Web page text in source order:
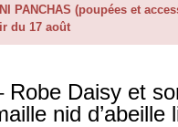
PANCHAS (poupées et
du 17 août
Robe Daisy et
nid d’abeille